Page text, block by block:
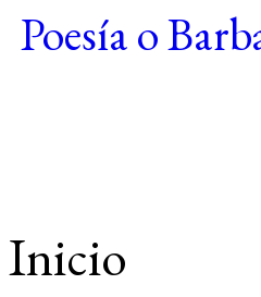
Poesía o
Inicio